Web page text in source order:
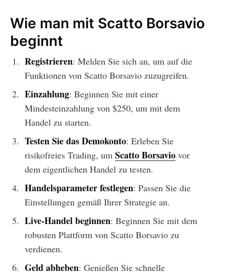
Wie man mit Scatto Borsavio
beginnt
Registrieren: Melden Sie sich an, um auf die
Funktionen von Scatto Borsavio zuzugreifen.
Einzahlung: Beginnen Sie mit einer
Mindesteinzahlung von $250, um mit dem
Handel zu starten.
Testen Sie das Demokonto: Erleben Sie
risikofreies Trading, um Scatto Borsaviovor
dem eigentlichen Handel zu testen.
Handelsparameter festlegen: Passen Sie die
Einstellungen gemäß Ihrer Strategie an.
Live-Handel beginnen: Beginnen Sie mit dem
robusten Plattform von Scatto Borsavio zu
verdienen.
Geld abheben: Genießen Sie schnelle